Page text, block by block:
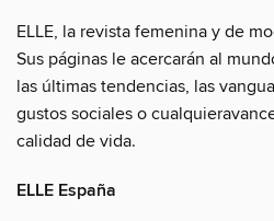
ELLE, la revista femenina y de
Sus páginas le acercarán al
las últimas tendencias, las
gustos sociales o
calidad de vida.
ELLE España